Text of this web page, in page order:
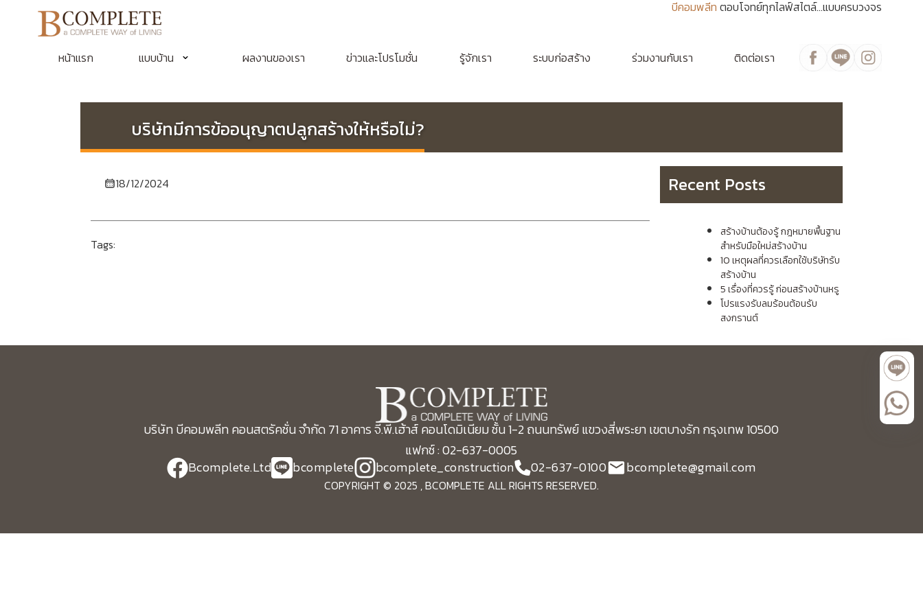
บีคอมพลีท ตอบโจทย์ทุกไลฟ์สไตล์...แบบครบวงจร
หน้าแรก แบบบ้าน ผลงานของเรา ข่าวและโปรโมชั่น รู้จักเรา ระบบก่อสร้าง ร่วมงานกับเรา ติดต่อเรา
บริษัทมีการข้ออนุญาตปลูกสร้างให้หรือไม่?
18/12/2024
Tags:
Recent Posts
สร้างบ้านต้องรู้ กฎหมายพื้นฐาน
สำหรับมือใหม่สร้างบ้าน
10 เหตุผลที่ควรเลือกใช้บริษัทรับ
สร้างบ้าน
5 เรื่องที่ควรรู้ ก่อนสร้างบ้านหรู
โปรแรงรับลมร้อนต้อนรับ
สงกรานต์
บริษัท บีคอมพลีท คอนสตรัคชั่น จำกัด 71 อาคาร จี.พี.เฮ้าส์ คอนโดมิเนียม ชั้น 1-2 ถนนทรัพย์ แขวงสี่พระยา เขตบางรัก กรุงเทพ 10500
แฟกซ์ : 02-637-0005
Bcomplete.Ltd
bcomplete bcomplete_construction 02-637-0100 bcomplete@gmail.com
COPYRIGHT © 2025 , BCOMPLETE ALL RIGHTS RESERVED.